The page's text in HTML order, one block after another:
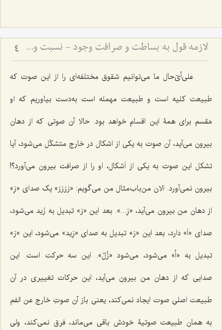
لازمه قول به بساطت و صرافت وجود - نسبت وجود بسیط با تعینات و عالم کثرت 4
على‌أىّ‌حال ما مى‌توانیم شقوق مختلفه‌اى را از این صوت که
طبیعت کلیه است و طبیعت مهمله است به‌دست بیاوریم که او
مَقسم براى همۀ این اقسام خواهد بود. حالا آن صوتی که از دهان
بیرون مى‌آید، آن صوت به یکى از اشکال در خارج متشکّل می‌شود، آیا
تشکل این صوت به یکى از اَشکال، او را از صرافت بیرون می‌آورد؟!
بیرون نمى‌آورد. الان من‌باب‌مثال من می‌گویم: «زززز» یک صداى «زِ»
از دهان من بیرون می‌آید، «زِ...». بعد این «ز» تبدیل به زَید می‌شود،
صداى «اَ» دارد، بعد این «ز» تبدیل به صداى «زِید» می‌شود، این «ز»
تبدیل به «اُ» مى‌شود، می‌شود «زُلّ». این سه حرکت است. این
صدایى که از دهان من بیرون می‌آید، این حرکات تغییرى در آن
طبیعت اصلىِ صوت ایجاد نمى‌کند، یعنى باز آن صوتِ خارج عن الفم
به همان طبیعت صوتیۀ خودش باقى مى‌ماند، فرق نمى‌کند، ولى